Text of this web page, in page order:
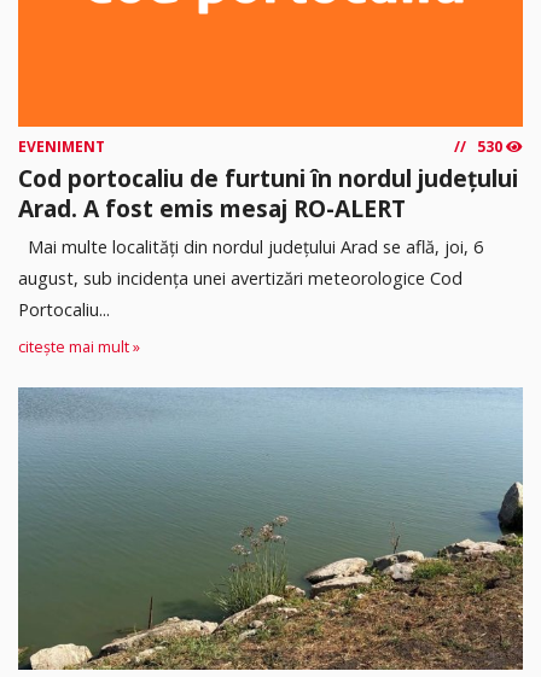
EVENIMENT 530
Cod portocaliu de furtuni în nordul județului
Arad. A fost emis mesaj RO-ALERT
Mai multe localități din nordul județului Arad se află, joi, 6
august, sub incidența unei avertizări meteorologice Cod
Portocaliu...
citește mai mult »